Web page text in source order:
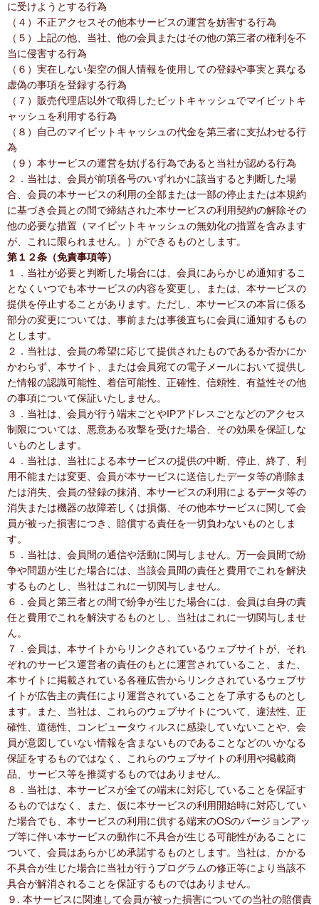
に受けようとする行為
（４）不正アクセスその他本サービスの運営を妨害する行為
（５）上記の他、当社、他の会員またはその他の第三者の権利を不
当に侵害する行為
（６）実在しない架空の個人情報を使用しての登録や事実と異なる
虚偽の事項を登録する行為
（７）販売代理店以外で取得したビットキャッシュでマイビットキ
ャッシュを利用する行為
（８）自己のマイビットキャッシュの代金を第三者に支払わせる行
為
（９）本サービスの運営を妨げる行為であると当社が認める行為
２．当社は、会員が前項各号のいずれかに該当すると判断した場
合、会員の本サービスの利用の全部または一部の停止または本規約
に基づき会員との間で締結された本サービスの利用契約の解除その
他の必要な措置（マイビットキャッシュの無効化の措置を含みます
が、これに限られません。）ができるものとします。
第１２条（免責事項等）
１．当社が必要と判断した場合には、会員にあらかじめ通知するこ
となくいつでも本サービスの内容を変更し、または、本サービスの
提供を停止することがあります。ただし、本サービスの本旨に係る
部分の変更については、事前または事後直ちに会員に通知するもの
とします。
２．当社は、会員の希望に応じて提供されたものであるか否かにか
かわらず、本サイト、または会員宛ての電子メールにおいて提供し
た情報の認識可能性、着信可能性、正確性、信頼性、有益性その他
の事項について保証いたしません。
３．当社は、会員が行う端末ごとやIPアドレスごとなどのアクセス
制限については、悪意ある攻撃を受けた場合、その効果を保証しな
いものとします。
４．当社は、当社による本サービスの提供の中断、停止、終了、利
用不能または変更、会員が本サービスに送信したデータ等の削除ま
たは消失、会員の登録の抹消、本サービスの利用によるデータ等の
消失または機器の故障若しくは損傷、その他本サービスに関して会
員が被った損害につき、賠償する責任を一切負わないものとしま
す。
５．当社は、会員間の通信や活動に関与しません。万一会員間で紛
争や問題が生じた場合には、当該会員間の責任と費用でこれを解決
するものとし、当社はこれに一切関与しません。
６．会員と第三者との間で紛争が生じた場合には、会員は自身の責
任と費用でこれを解決するものとし、当社はこれに一切関与しませ
ん。
７．会員は、本サイトからリンクされているウェブサイトが、それ
ぞれのサービス運営者の責任のもとに運営されていること、また、
本サイトに掲載されている各種広告からリンクされているウェブサ
イトが広告主の責任により運営されていることを了承するものとし
ます。また、当社は、これらのウェブサイトについて、違法性、正
確性、道徳性、コンピュータウィルスに感染していないことや、会
員が意図していない情報を含まないものであることなどのいかなる
保証をするものではなく、これらのウェブサイトの利用や掲載商
品、サービス等を推奨するものではありません。
８．当社は、本サービスが全ての端末に対応していることを保証す
るものではなく、また、仮に本サービスの利用開始時に対応してい
た場合でも、本サービスの利用に供する端末のOSのバージョンアッ
プ等に伴い本サービスの動作に不具合が生じる可能性があることに
ついて、会員はあらかじめ承諾するものとします。当社は、かかる
不具合が生じた場合に当社が行うプログラムの修正等により当該不
具合が解消されることを保証するものではありません。
９. 本サービスに関連して会員が被った損害についての当社の賠償責